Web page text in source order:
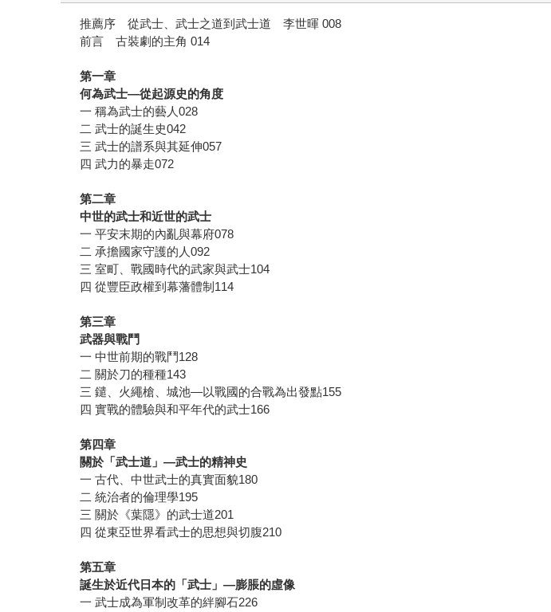
推薦序 從武士、武士之道到武士道 李世暉 008
前言 古裝劇的主角 014
第一章
何為武士—從起源史的角度
一 稱為武士的藝人028
二 武士的誕生史042
三 武士的譜系與其延伸057
四 武力的暴走072
第二章
中世的武士和近世的武士
一 平安末期的內亂與幕府078
二 承擔國家守護的人092
三 室町、戰國時代的武家與武士104
四 從豐臣政權到幕藩體制114
第三章
武器與戰鬥
一 中世前期的戰鬥128
二 關於刀的種種143
三 鑓、火繩槍、城池—以戰國的合戰為出發點155
四 實戰的體驗與和平年代的武士166
第四章
關於「武士道」—武士的精神史
一 古代、中世武士的真實面貌180
二 統治者的倫理學195
三 關於《葉隱》的武士道201
四 從東亞世界看武士的思想與切腹210
第五章
誕生於近代日本的「武士」—膨脹的虛像
一 武士成為軍制改革的絆腳石226